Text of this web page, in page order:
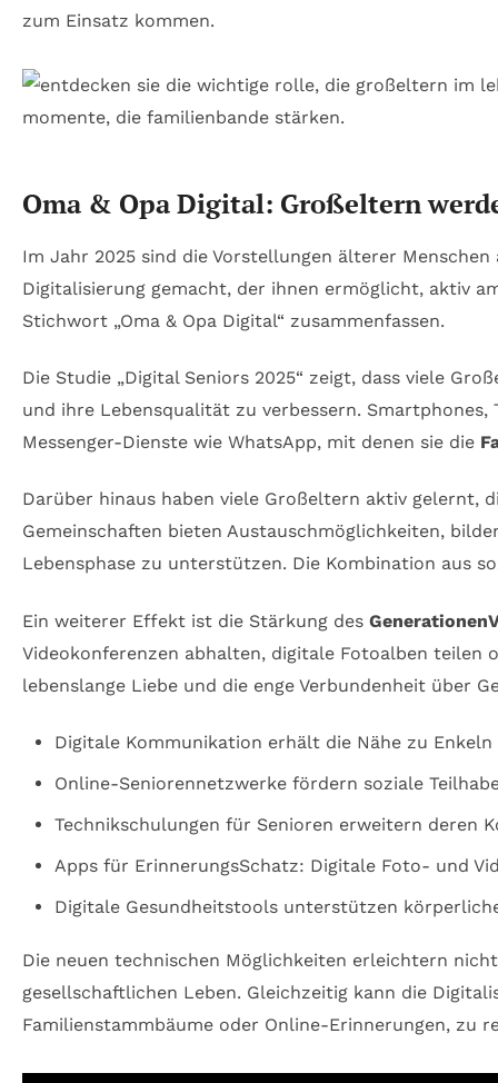
zum Einsatz kommen.
Oma & Opa Digital: Großeltern
Im Jahr 2025 sind die Vorstellungen älterer
Digitalisierung gemacht, der ihnen ermöglicht, aktiv
Stichwort „Oma & Opa Digital“ zusammenfassen.
Die Studie „Digital Seniors 2025“ zeigt, dass viele
und ihre Lebensqualität zu verbessern.
Messenger-Dienste wie WhatsApp, mit denen sie die
Darüber hinaus haben viele Großeltern aktiv gelernt,
Gemeinschaften bieten Austauschmöglichkeiten,
Lebensphase zu unterstützen. Die Kombination aus
Ein weiterer Effekt ist die Stärkung des
Videokonferenzen abhalten, digitale Fotoalben teilen
lebenslange Liebe und die enge Verbundenheit über
Digitale Kommunikation erhält die Nähe zu
Online-Seniorennetzwerke fördern soziale
Technikschulungen für Senioren erweitern deren
Apps für ErinnerungsSchatz: Digitale Foto- und
Digitale Gesundheitstools unterstützen
Die neuen technischen Möglichkeiten erleichtern
gesellschaftlichen Leben. Gleichzeitig kann die
Familienstammbäume oder Online-Erinnerungen, zu